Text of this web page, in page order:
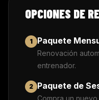
OPCIONES DE
1 Paquete
Renovación
entrenador.
2 Paquete de
Compra un